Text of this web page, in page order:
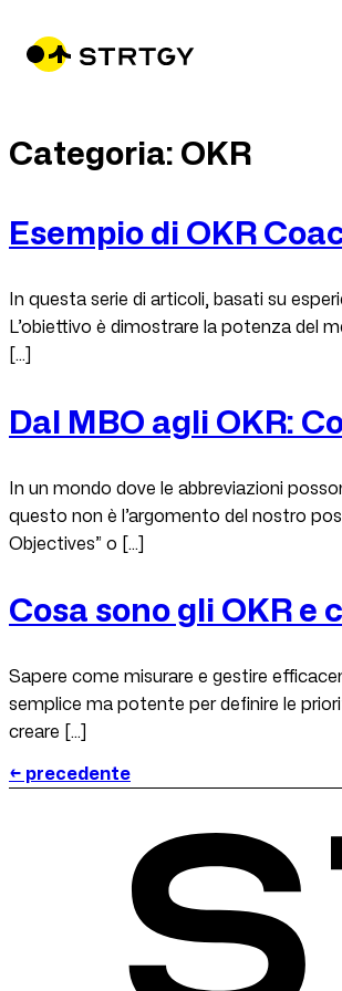
Categoria: OKR
Esempio di OKR
In questa serie di articoli, basati su
L’obiettivo è dimostrare la potenza del
[…]
Dal MBO agli OKR:
In un mondo dove le abbreviazioni
questo non è l’argomento del nostro
Objectives” o […]
Cosa sono gli OKR
Sapere come misurare e gestire
semplice ma potente per definire le
creare […]
← precedente